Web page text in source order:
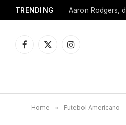
TRENDING
Facebook
X
Instagram
Home » Futebol Americano